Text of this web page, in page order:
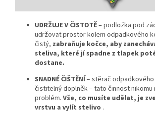
UDRŽUJE V ČISTOTĚ– podložka pod
udržovat prostor kolem odpadkového
čistý, zabraňuje kočce, aby
steliva, které jí spadne z tlapek
dostane.
SNADNÉ ČIŠTĚNÍ– stěrač
čistitelný doplněk – tato činnost
problém. Vše, co musíte udělat, je
vrstvu a vylít stelivo .